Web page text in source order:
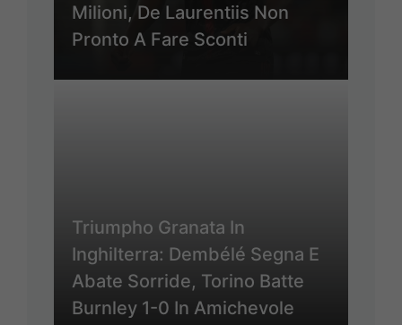
Milioni, De Laurentiis Non
Pronto A Fare Sconti
Triumpho Granata In
Inghilterra: Dembélé Segna E
Abate Sorride, Torino Batte
Burnley 1-0 In Amichevole